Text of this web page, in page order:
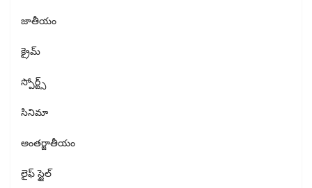
జాతీయం
క్రైమ్
స్పోర్ట్స్
సినిమా
అంతర్జాతీయం
లైఫ్ స్టైల్